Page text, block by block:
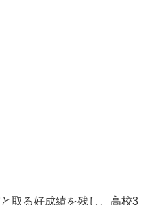
取る好成績を残し、高校3